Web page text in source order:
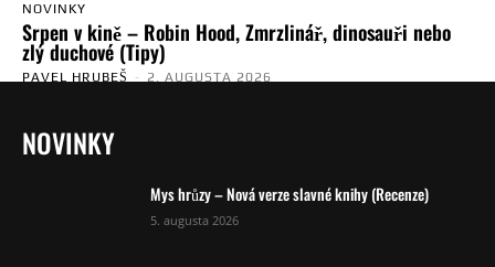
NOVINKY
Srpen v kině – Robin Hood, Zmrzlinář, dinosauři nebo
zlý duchové (Tipy)
PAVEL HRUBEŠ - 2. AUGUSTA 2026
NOVINKY
Mys hrůzy – Nová verze slavné knihy (Recenze)
5. augusta 2026